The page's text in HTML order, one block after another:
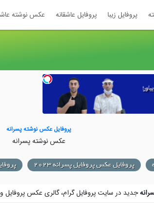
پروفایل زیبا پروفایل عاشقانه عکس نوشته
پروفایل عکس نوشته پسرانه
عکس نوشته پسرانه
پروفایل عکس پروفایل پسرانه 2023
جدید در سایت پروفایل گرام، گالری عکس پروفایل و